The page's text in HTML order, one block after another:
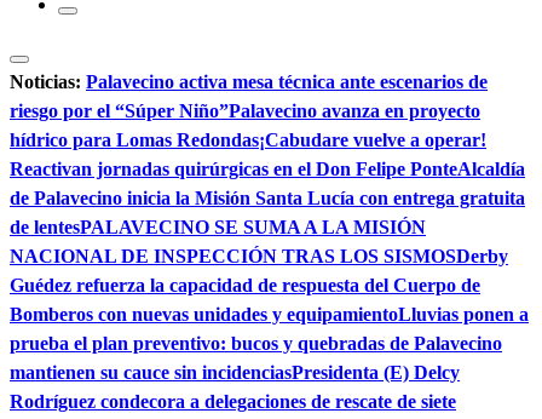
Noticias: Palavecino activa mesa técnica ante escenarios de
riesgo por el “Súper Niño”Palavecino avanza en proyecto
hídrico para Lomas Redondas¡Cabudare vuelve a operar!
Reactivan jornadas quirúrgicas en el Don Felipe PonteAlcaldía
de Palavecino inicia la Misión Santa Lucía con entrega gratuita
de lentesPALAVECINO SE SUMA A LA MISIÓN
NACIONAL DE INSPECCIÓN TRAS LOS SISMOSDerby
Guédez refuerza la capacidad de respuesta del Cuerpo de
Bomberos con nuevas unidades y equipamientoLluvias ponen a
prueba el plan preventivo: bucos y quebradas de Palavecino
mantienen su cauce sin incidenciasPresidenta (E) Delcy
Rodríguez condecora a delegaciones de rescate de siete